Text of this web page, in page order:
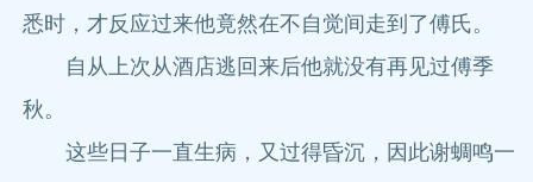
悉时，才反应过来他竟然在不自觉间走到了傅氏。
自从上次从酒店逃回来后他就没有再见过傅季
秋。
这些日子一直生病，又过得昏沉，因此谢蜩鸣一